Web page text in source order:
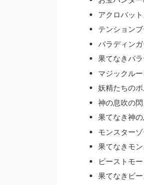
アクロバッ
テンション
パラディン
果てなきパ
マジックル
妖精たちの
神の息吹の閃
果てなき神
モンスター
果てなきモ
ビーストモ
果てなきビ